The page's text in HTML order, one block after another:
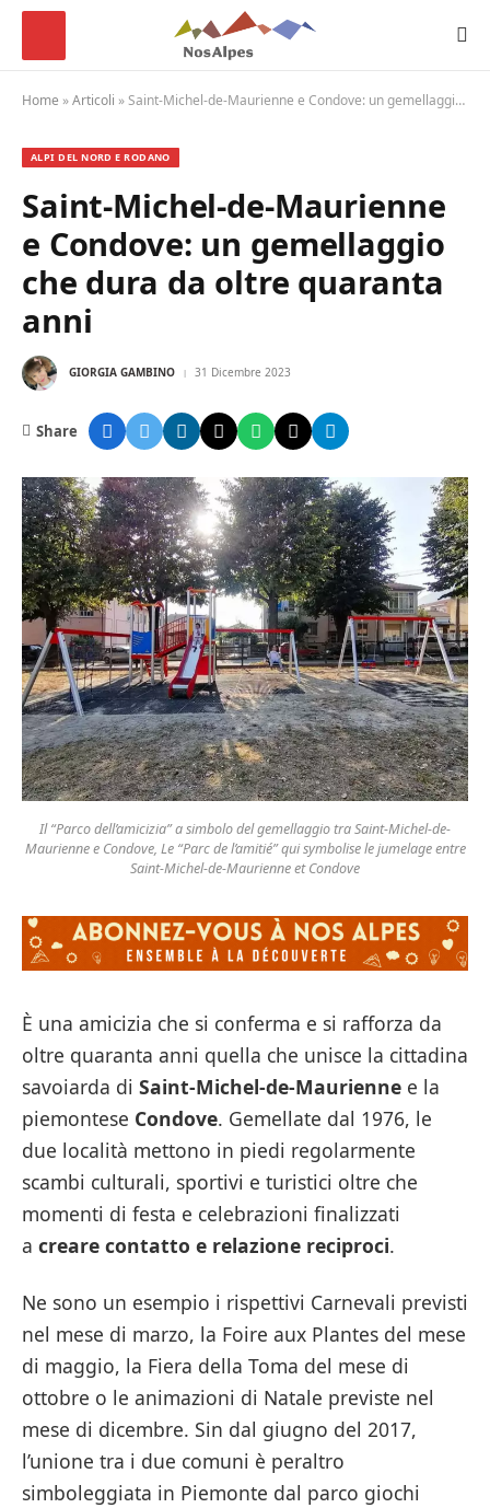
Home »Articoli »Saint-Michel-de-Maurienne e Condove: un gemellaggio che dura da oltre quaranta anni
ALPI DEL NORD E RODANO
Saint-Michel-de-Maurienne
e Condove: un gemellaggio
che dura da oltre quaranta
anni
GIORGIA GAMBINO 31 Dicembre 2023
Share
Il “Parco dell’amicizia” a simbolo del gemellaggio tra Saint-Michel-de-
Maurienne e Condove, Le “Parc de l’amitié” qui symbolise le jumelage entre
Saint-Michel-de-Maurienne et Condove
È una amicizia che si conferma e si rafforza da
oltre quaranta anni quella che unisce la cittadina
savoiarda di Saint-Michel-de-Maurienne e la
piemontese Condove. Gemellate dal 1976, le
due località mettono in piedi regolarmente
scambi culturali, sportivi e turistici oltre che
momenti di festa e celebrazioni finalizzati
a creare contatto e relazione reciproci.
Ne sono un esempio i rispettivi Carnevali previsti
nel mese di marzo, la Foire aux Plantes del mese
di maggio, la Fiera della Toma del mese di
ottobre o le animazioni di Natale previste nel
mese di dicembre. Sin dal giugno del 2017,
l’unione tra i due comuni è peraltro
simboleggiata in Piemonte dal parco giochi